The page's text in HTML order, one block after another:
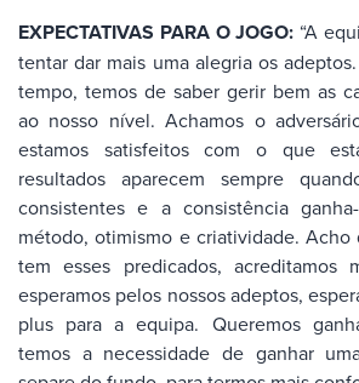
EXPECTATIVAS PARA O JOGO: “A
tentar dar mais uma alegria os
tempo, temos de saber gerir bem as
ao nosso nível. Achamos o
estamos satisfeitos com o que
resultados aparecem sempre
consistentes e a consistência
método, otimismo e criatividade. Acho
tem esses predicados,
esperamos pelos nossos adeptos,
plus para a equipa. Queremos
temos a necessidade de ganhar